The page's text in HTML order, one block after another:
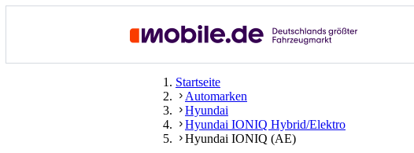
Startseite
Automarken
Hyundai
Hyundai IONIQ Hybrid/Elektro
Hyundai IONIQ (AE)